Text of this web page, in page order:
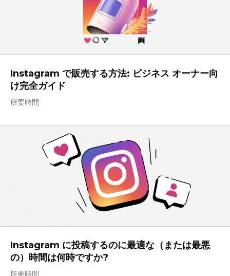
Instagram で販売する方法: ビジネス オーナー向
け完全ガイド
所要時間
Instagram に投稿するのに最適な（または最悪
の）時間は何時ですか?
所要時間